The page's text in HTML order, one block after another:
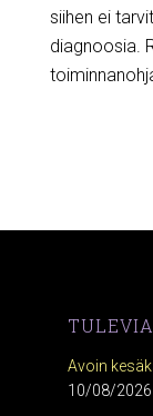
siihen ei
diagnoosia.
Avoin
10/08/2026